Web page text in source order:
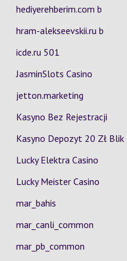
hediyerehberim.com b
hram-alekseevskii.ru b
icde.ru 501
JasminSlots Casino
jetton.marketing
Kasyno Bez Rejestracji
Kasyno Depozyt 20 Zł Blik
Lucky Elektra Casino
Lucky Meister Casino
mar_bahis
mar_canli_common
mar_pb_common